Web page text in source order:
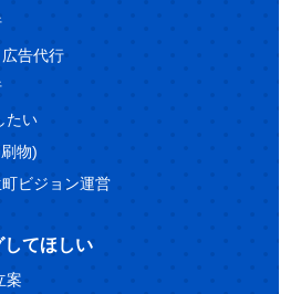
告代行
たい
物)
ビジョン運営
してほしい
案
topBlog-ttl--txt sfz16">
sfz32">日々お役立ち情報</span>